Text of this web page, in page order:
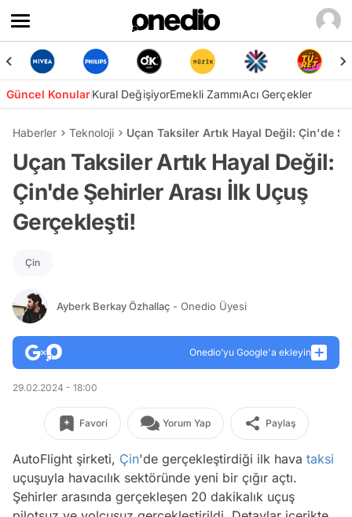
Güncel KonularKural DeğişiyorEmekli ZammıAcı Gerçekler
Haberler Teknoloji Uçan Taksiler Artık Hayal Değil: Çin'de
Uçan Taksiler Artık Hayal Değil:
Çin'de Şehirler Arası İlk Uçuş
Gerçekleşti!
Çin
Ayberk Berkay Özhallaç - Onedio Üyesi
Onedio’yu Google'a ekleyin
29.02.2024 - 18:00
Favori Yorum Yap Paylaş
AutoFlight şirketi, Çin'de gerçekleştirdiği ilk hava taksi
uçuşuyla havacılık sektöründe yeni bir çığır açtı.
Şehirler arasında gerçekleşen 20 dakikalık uçuş